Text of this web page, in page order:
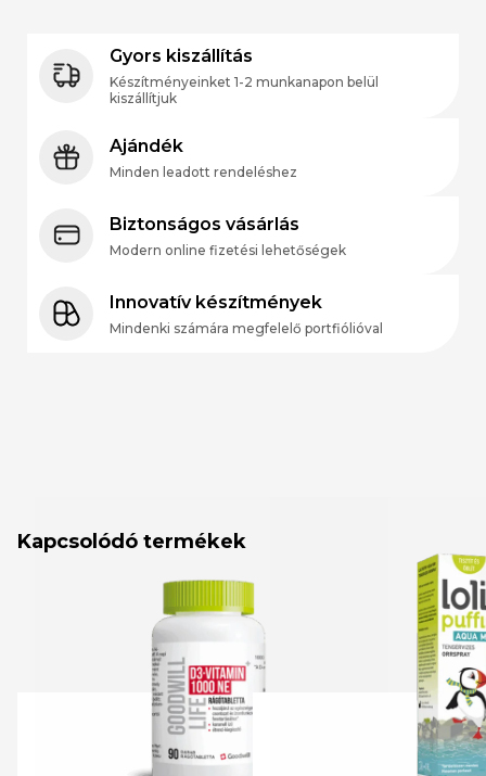
Gyors kiszállítás
Készítményeinket 1-2 munkanapon belül
kiszállítjuk
Ajándék
Minden leadott rendeléshez
Biztonságos vásárlás
Modern online fizetési lehetőségek
Innovatív készítmények
Mindenki számára megfelelő portfiólióval
Kapcsolódó termékek